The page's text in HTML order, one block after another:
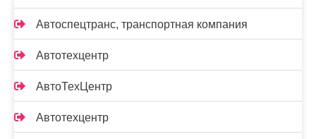
Автоспецтранс, транспортная компания
Автотехцентр
АвтоТехЦентр
Автотехцентр